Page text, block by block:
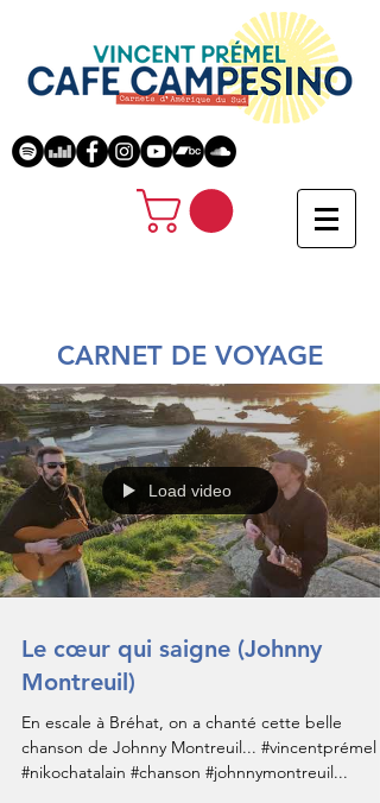
CARNET DE VOYAGE
Load video
Le cœur qui saigne (Johnny
Montreuil)
En escale à Bréhat, on a chanté cette belle
chanson de Johnny Montreuil... #vincentprémel ​
#nikochatalain​ #chanson ​#johnnymontreuil...